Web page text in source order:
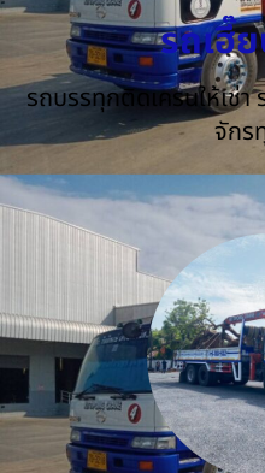
รถเฮี๊
รถบรรทุกติดเครนให้เช่า
จักร